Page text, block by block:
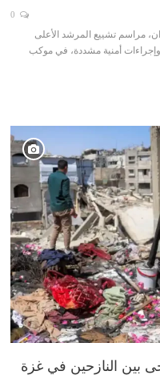
مراسم تشييع المرشد الأعلى
أمنية مشددة، في موكب
بين النازحين في غزة